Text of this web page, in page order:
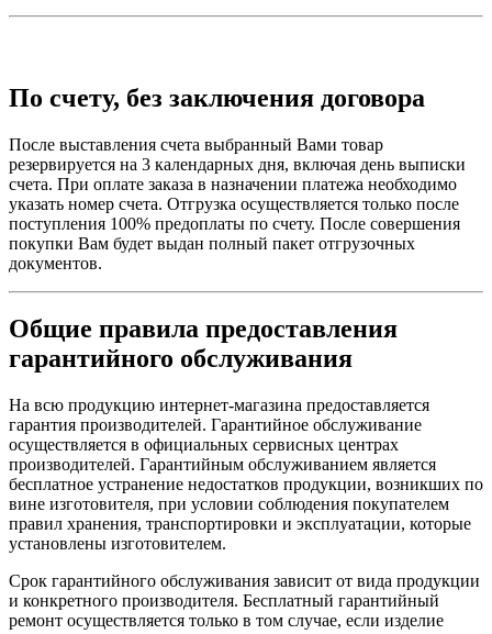
По счету, без заключения договора
После выставления счета выбранный Вами товар
резервируется на 3 календарных дня, включая день выписки
счета. При оплате заказа в назначении платежа необходимо
указать номер счета. Отгрузка осуществляется только после
поступления 100% предоплаты по счету. После совершения
покупки Вам будет выдан полный пакет отгрузочных
документов.
Общие правила предоставления
гарантийного обслуживания
На всю продукцию интернет-магазина предоставляется
гарантия производителей. Гарантийное обслуживание
осуществляется в официальных сервисных центрах
производителей. Гарантийным обслуживанием является
бесплатное устранение недостатков продукции, возникших по
вине изготовителя, при условии соблюдения покупателем
правил хранения, транспортировки и эксплуатации, которые
установлены изготовителем.
Срок гарантийного обслуживания зависит от вида продукции
и конкретного производителя. Бесплатный гарантийный
ремонт осуществляется только в том случае, если изделие